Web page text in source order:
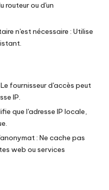
routeur ou d'un
n'est nécessaire : Utilise
fournisseur d'accès peut
IP.
que l'adresse IP locale,
: Ne cache pas
web ou services